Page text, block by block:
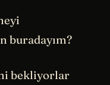
buradayım?
bekliyorlar